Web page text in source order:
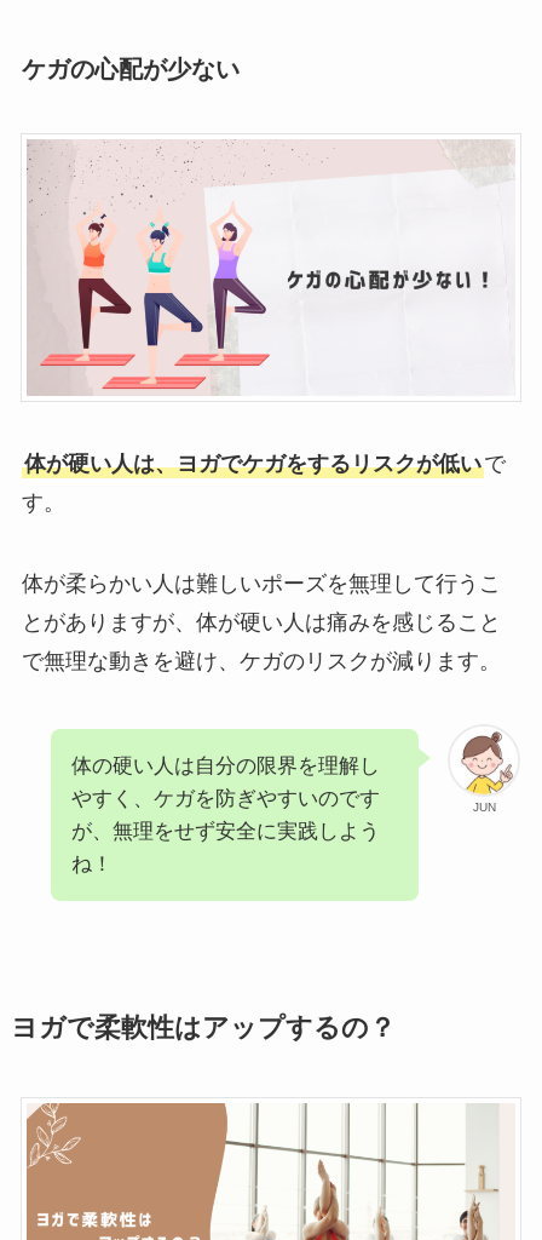
ケガの心配が少ない
体が硬い人は、ヨガでケガをするリスクが低いで
す。
体が柔らかい人は難しいポーズを無理して行うこ
とがありますが、体が硬い人は痛みを感じること
で無理な動きを避け、ケガのリスクが減ります。
JUN
体の硬い人は自分の限界を理解し
やすく、ケガを防ぎやすいのです
が、無理をせず安全に実践しよう
ね！
ヨガで柔軟性はアップするの？